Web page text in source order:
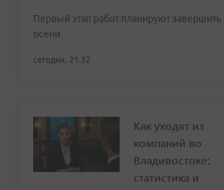
Первый этап работ планируют завершить
осени
сегодня, 21:32
Как уходят из
компаний во
Владивостоке:
статистика и